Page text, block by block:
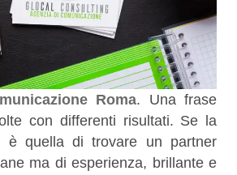
Roma. Una frase
con differenti risultati. Se la
è quella di trovare un partner
ma di esperienza, brillante e